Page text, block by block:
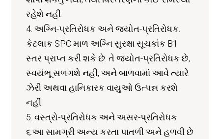
રહેશે નહીં.
4. અગ્નિ-પ્રતિરોધક અને જ્યોત-પ્રતિરોધક.
કેટલાક SPC માળ અગ્નિ સુરક્ષા સૂચકાંક B1
સ્તર પ્રાપ્ત કરી શકે છે. તે જ્યોત-પ્રતિરોધક છે,
સ્વયંભૂ સળગશે નહીં, અને બાળવામાં આવે ત્યારે
ઝેરી અથવા હાનિકારક વાયુઓ ઉત્પન્ન કરશે
નહીં.
5. વસ્ત્રો-પ્રતિરોધક અને અસર-પ્રતિરોધક
૬.આ સામગ્રી અન્ય કરતા પાતળી અને હળવી છે